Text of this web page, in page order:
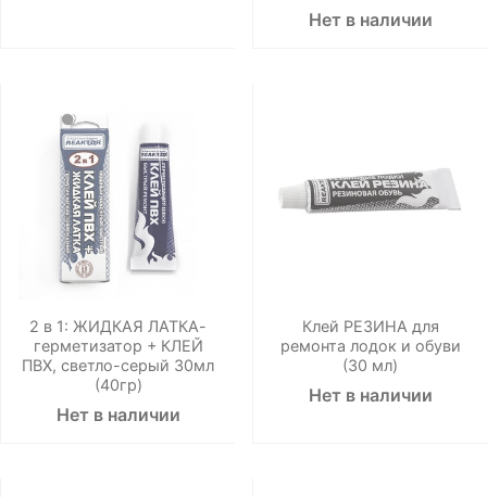
Нет в наличии
2 в 1: ЖИДКАЯ ЛАТКА-
герметизатор + КЛЕЙ
ПВХ, светло-серый 30мл
(40гр)
Нет в наличии
Клей РЕЗИНА для
ремонта лодок и обуви
(30 мл)
Нет в наличии